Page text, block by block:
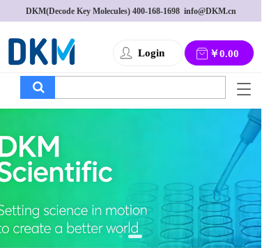
DKM(Decode Key Molecules) 400-168-1698
  info@DKM.cn
Login ￥0.00
T
g
g
l
a
v
i
g
a